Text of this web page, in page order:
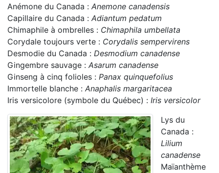
Anémone du Canada : Anemone canadensis
Capillaire du Canada : Adiantum pedatum
Chimaphile à ombrelles : Chimaphila umbellata
Corydale toujours verte : Corydalis sempervirens
Desmodie du Canada : Desmodium canadense
Gingembre sauvage : Asarum canadense
Ginseng à cinq folioles : Panax quinquefolius
Immortelle blanche : Anaphalis margaritacea
Iris versicolore (symbole du Québec) : Iris versicolor
Lys du
Canada :
Lilium
canadense
Maïanthème